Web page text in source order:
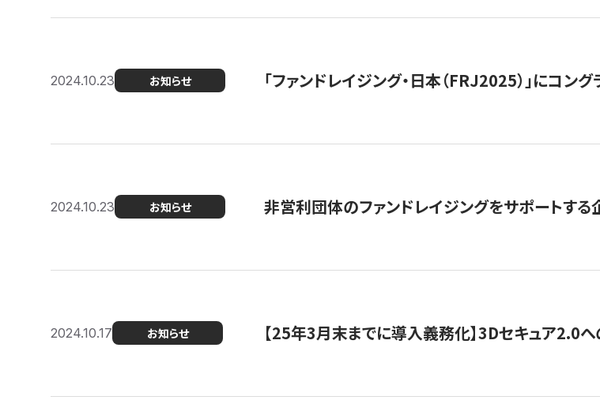
2024.10.23 お知らせ 「ファンドレイジング・日本（FRJ2025）」にコ
2024.10.23 お知らせ 非営利団体のファンドレイジングをサポートする
2024.10.17 お知らせ 【25年3月末までに導入義務化】3Dセキュア2.0